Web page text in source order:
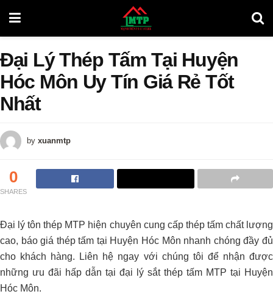
Đại Lý Thép Tấm Tại Huyện
Hóc Môn Uy Tín Giá Rẻ Tốt
Nhất
by xuanmtp
0
SHARES
Đại lý tôn thép MTP hiện chuyên cung cấp thép tấm chất lượng
cao, báo giá thép tấm tại Huyện Hóc Môn nhanh chóng đầy đủ
cho khách hàng. Liên hệ ngay với chúng tôi để nhận được
những ưu đãi hấp dẫn tại đại lý sắt thép tấm MTP tại Huyện
Hóc Môn.